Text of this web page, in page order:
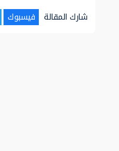
شارك المقالة فيسبوك